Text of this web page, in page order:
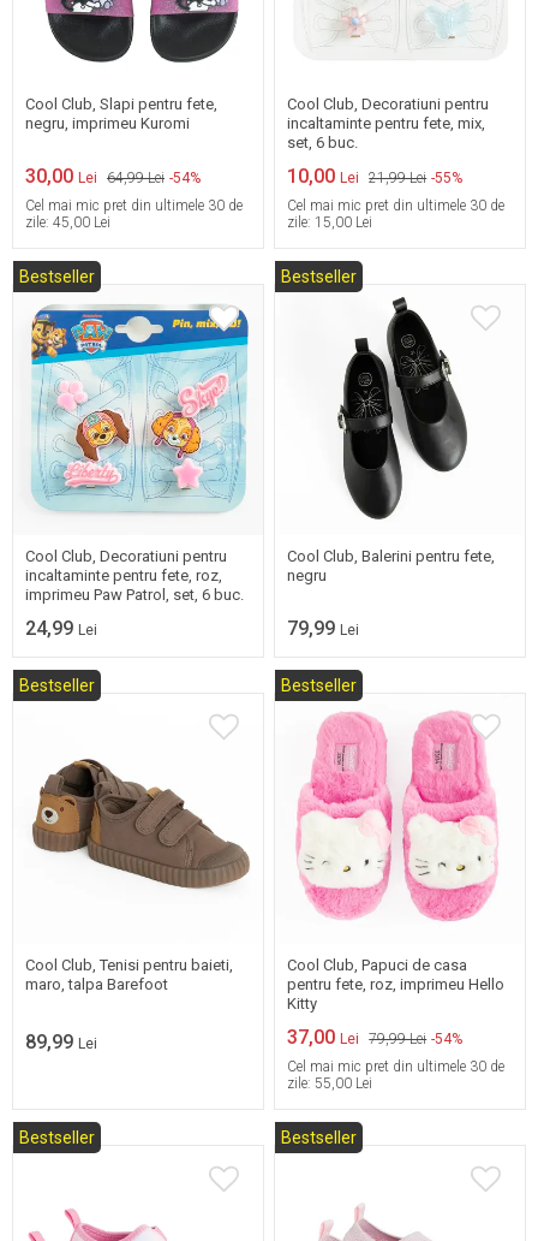
Cool Club, Slapi pentru fete,
negru, imprimeu Kuromi
30,00 Lei 64,99 Lei -54%
Cel mai mic pret din ultimele 30 de
zile: 45,00 Lei
One Size
Cool Club, Decoratiuni pentru
incaltaminte pentru fete, mix,
set, 6 buc.
10,00 Lei 21,99 Lei -55%
Cel mai mic pret din ultimele 30 de
zile: 15,00 Lei
Bestseller
One Size
Cool Club, Decoratiuni pentru
incaltaminte pentru fete, roz,
imprimeu Paw Patrol, set, 6 buc.
24,99 Lei
Bestseller
35
Cool Club, Balerini pentru fete,
negru
79,99 Lei
Bestseller
21
22
Cool Club, Tenisi pentru baieti,
maro, talpa Barefoot
89,99 Lei
Bestseller
31/32
33/34
35/36
Cool Club, Papuci de casa
pentru fete, roz, imprimeu Hello
Kitty
37,00 Lei 79,99 Lei -54%
Cel mai mic pret din ultimele 30 de
zile: 55,00 Lei
Bestseller Bestseller